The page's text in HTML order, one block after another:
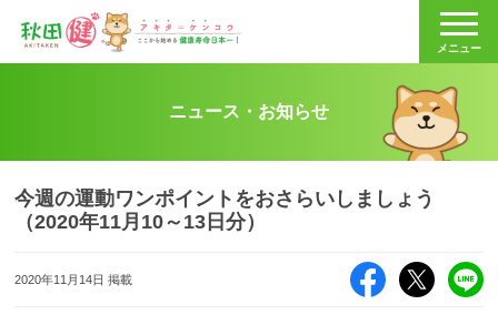
メニュー
ニュース・お知らせ
今週の運動ワンポイントをおさらいしましょう
（2020年11月10～13日分）
2020年11月14日 掲載
Facebook X（旧